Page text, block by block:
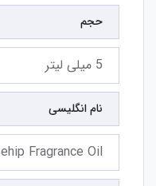
حجم
5 میلی لیتر
نام انگلیسی
Fragrance Oil